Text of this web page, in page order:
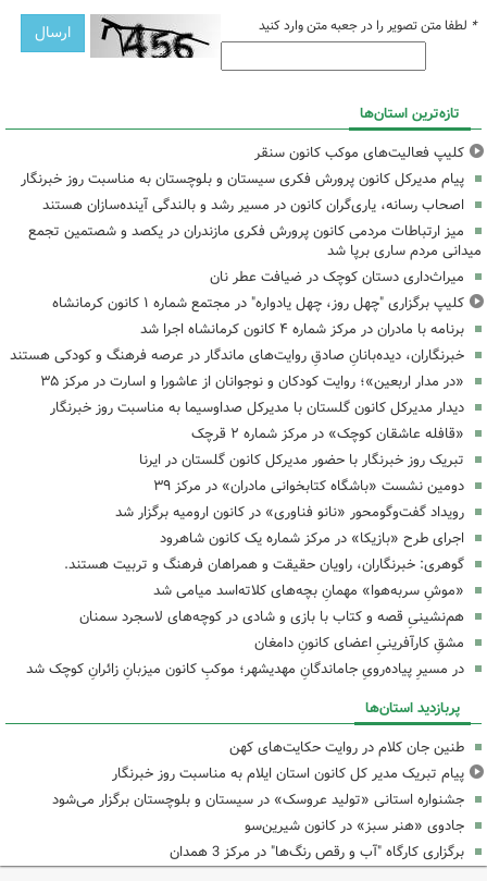
* لطفا متن تصویر را در جعبه متن وارد کنید
تازه‌ترین استان‌ها
کلیپ فعالیت‌های موکب کانون سنقر
پیام مدیرکل کانون پرورش فکری سیستان و بلوچستان به مناسبت روز خبرنگار
اصحاب رسانه، یاری‌گران کانون در مسیر رشد و بالندگی آینده‌سازان هستند
میز ارتباطات مردمی کانون پرورش فکری مازندران در یکصد و شصتمین تجمع
میدانی مردم ساری برپا شد
میراث‌داری دستان کوچک در ضیافت عطر نان
کلیپ برگزاری "چهل روز، چهل یادواره" در مجتمع شماره ۱ کانون کرمانشاه
برنامه با مادران در مرکز شماره ۴ کانون کرمانشاه اجرا شد
خبرنگاران، دیده‌بانانِ صادقِ روایت‌های ماندگار در عرصه فرهنگ و کودکی هستند
«در مدار اربعین»؛ روایت کودکان و نوجوانان از عاشورا و اسارت در مرکز ۳۵
دیدار مدیرکل کانون گلستان با مدیرکل صداوسیما به مناسبت روز خبرنگار
«قافله عاشقان کوچک» در مرکز شماره ۲ قرچک
تبریک روز خبرنگار با حضور مدیرکل کانون گلستان در ایرنا
دومین نشست «باشگاه کتابخوانی مادران» در مرکز ۳۹
رویداد گفت‌وگومحور «نانو فناوری» در کانون ارومیه برگزار شد
اجرای طرح «بازیکا» در مرکز شماره یک کانون شاهرود
گوهری: خبرنگاران، راویان حقیقت و همراهان فرهنگ و تربیت هستند.
«موشِ سربه‌هوا» مهمانِ بچه‌های کلاته‌اسد میامی شد
هم‌نشینیِ قصه و کتاب با بازی و شادی در کوچه‌های لاسجرد سمنان
مشقِ کارآفرینیِ اعضای کانونِ دامغان
در مسیرِ پیاده‌رویِ جاماندگانِ مهدیشهر؛ موکبِ کانون میزبانِ زائرانِ کوچک شد
پربازدید استان‌ها
طنین جان کلام در روایت حکایت‌های کهن
پیام تبریک مدیر کل کانون استان ایلام به مناسبت روز خبرنگار
جشنواره استانی «تولید عروسک» در سیستان و بلوچستان برگزار می‌شود
جادوی «هنر سبز» در کانون شیرین‌سو
برگزاری کارگاه "آب و رقص رنگ‌ها" در مرکز 3 همدان